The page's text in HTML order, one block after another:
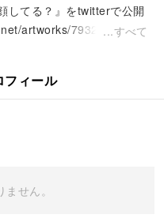
してる？』をtwitterで公開
artworks/79321273 某
すべて
フィール
せん。